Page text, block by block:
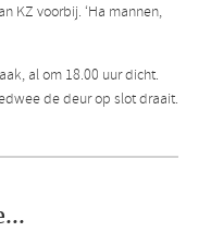
KZ voorbij. ‘Ha mannen,
al om 18.00 uur dicht.
de deur op slot draait.